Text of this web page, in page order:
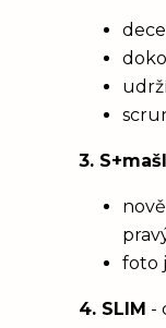
3.
foto
4. SLIM -